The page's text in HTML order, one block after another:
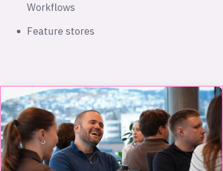
Workflows
Feature stores